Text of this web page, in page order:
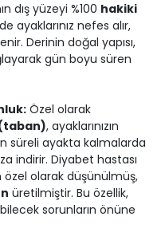
dış yüzeyi %100 hakiki
ayaklarınız nefes alır,
Derinin doğal yapısı,
gün boyu süren
Özel olarak
, ayaklarınızın
süreli ayakta kalmalarda
indirir. Diyabet hastası
özel olarak düşünülmüş,
üretilmiştir. Bu özellik,
sorunların önüne